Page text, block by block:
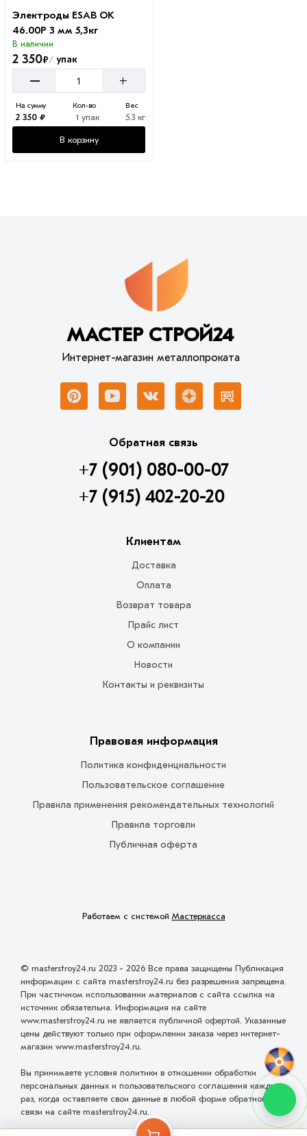
Электроды ESAB OK
46.00Р 3 мм 5,3кг
В наличии
2 350₽/ упак
– +
На сумму
2 350 ₽
Кол-во
1 упак
Вес
5.3 кг
В корзину
МАСТЕР СТРОЙ24
Интернет-магазин металлопроката
Обратная связь
+7 (901) 080-00-07
+7 (915) 402-20-20
Клиентам
Доставка
Оплата
Возврат товара
Прайс лист
О компании
Новости
Контакты и реквизиты
Правовая информация
Политика конфиденциальности
Пользовательское соглашение
Правила применения рекомендательных технологий
Правила торговли
Публичная оферта
Работаем с системой Мастеркасса
© masterstroy24.ru 2023 - 2026 Все права защищены Публикация
информации с сайта masterstroy24.ru без разрешения запрещена.
При частичном использовании материалов с сайта ссылка на
источник обязательна. Информация на сайте
www.masterstroy24.ru не является публичной офертой. Указанные
цены действуют только при оформлении заказа через интернет-
магазин www.masterstroy24.ru.
Вы принимаете условия политики в отношении обработки
персональных данных и пользовательского соглашения каждый
раз, когда оставляете свои данные в любой форме обратной
связи на сайте masterstroy24.ru.